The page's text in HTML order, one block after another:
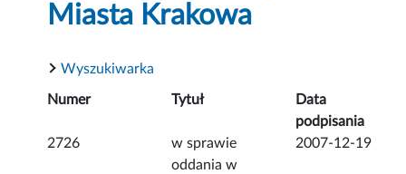
Miasta Krakowa
Wyszukiwarka
Numer Tytuł
Data
podpisania
2726
w sprawie
oddania w
2007-12-19